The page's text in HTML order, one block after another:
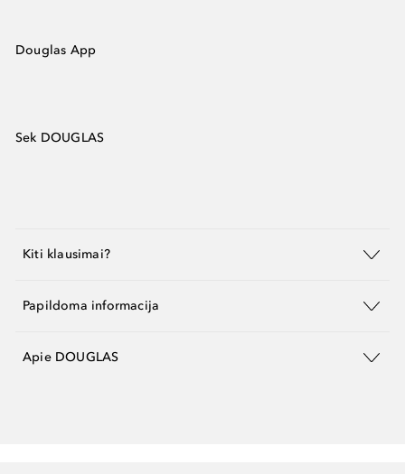
Douglas App
Sek DOUGLAS
Kiti klausimai?
Papildoma informacija
Apie DOUGLAS